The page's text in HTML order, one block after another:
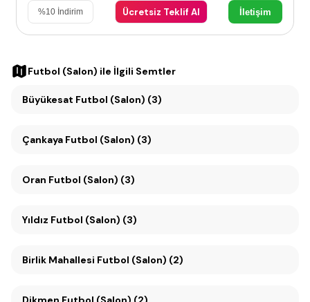
%10 İndirim Ücretsiz Teklif Al İletişim
Futbol (Salon) ile İlgili Semtler
Büyükesat Futbol (Salon) (3)
Çankaya Futbol (Salon) (3)
Oran Futbol (Salon) (3)
Yıldız Futbol (Salon) (3)
Birlik Mahallesi Futbol (Salon) (2)